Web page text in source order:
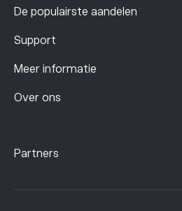
De populairste aandelen
Support
Meer informatie
Over ons
Partners